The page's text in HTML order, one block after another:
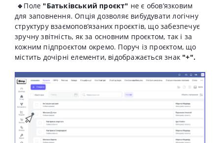
🔹 Поле "Батьківський проєкт" не є обов’язковим
для заповнення. Опція дозволяє вибудувати логічну
структуру взаємопов’язаних проєктів, що забезпечує
зручну звітність, як за основним проєктом, так і за
кожним підпроєктом окремо. Поруч із проєктом, що
містить дочірні елементи, відображається знак "+".